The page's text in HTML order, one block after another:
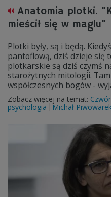
Anatomia plotki.
mieścił się w maglu"
Plotki były, są i będą.
pantoflową, dziś dzieje się
plotkarskie są dziś czymś
starożytnych mitologii.
współczesnych bogów -
Zobacz więcej na temat:
psychologia
Michał